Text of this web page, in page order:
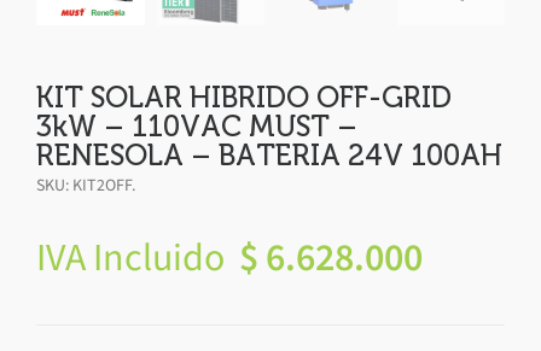
KIT SOLAR HIBRIDO OFF-GRID
3kW – 110VAC MUST –
RENESOLA – BATERIA 24V 100AH
SKU: KIT2OFF.
IVA Incluido $6.628.000